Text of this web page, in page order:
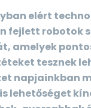
elért
fejlett robotok
amelyek
tesznek
napjainkban
lehetőséget